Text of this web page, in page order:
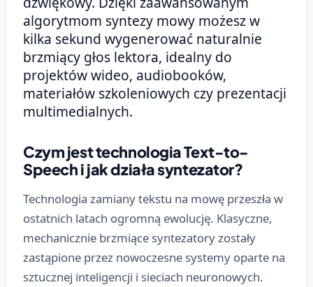
algorytmom syntezy mowy możesz w
kilka sekund wygenerować naturalnie
brzmiący głos lektora, idealny do
projektów wideo, audiobooków,
materiałów szkoleniowych czy prezentacji
multimedialnych.
Czym jest technologia Text-to-
Speech i jak działa syntezator?
Technologia zamiany tekstu na mowę przeszła w
ostatnich latach ogromną ewolucję. Klasyczne,
mechanicznie brzmiące syntezatory zostały
zastąpione przez nowoczesne systemy oparte na
sztucznej inteligencji i sieciach neuronowych.